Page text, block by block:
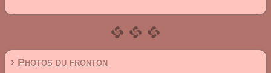
› Photos du fronton